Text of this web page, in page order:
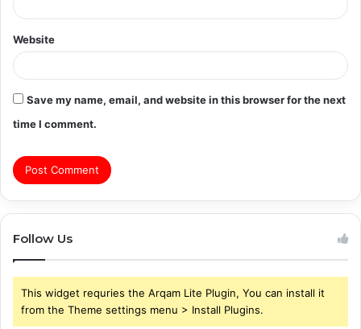
Website
Save my name, email, and website in this browser for the next
time I comment.
Follow Us
This widget requries the Arqam Lite Plugin, You can install it
from the Theme settings menu > Install Plugins.